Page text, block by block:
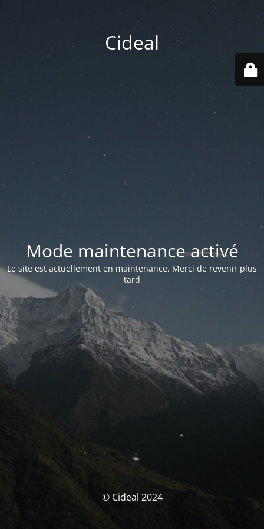
Cideal
Mode maintenance activé
Le site est actuellement en maintenance. Merci de revenir plus
tard
© Cideal 2024